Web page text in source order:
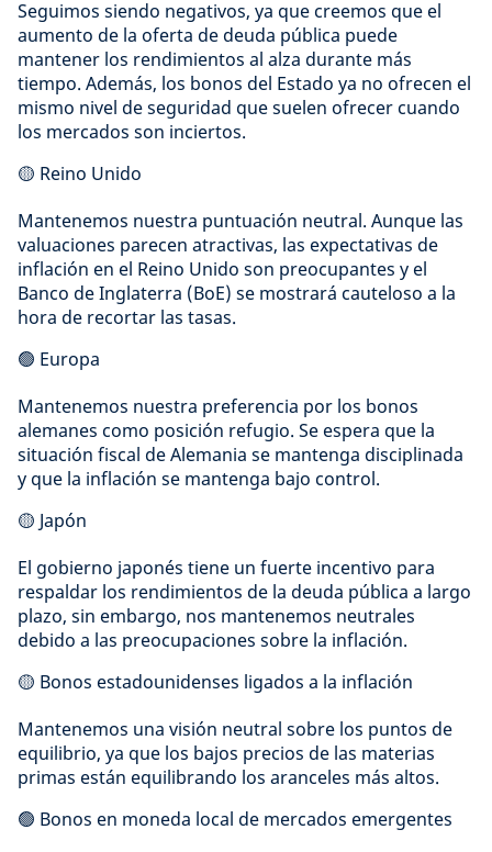
Seguimos siendo negativos, ya que creemos que el
aumento de la oferta de deuda pública puede
mantener los rendimientos al alza durante más
tiempo. Además, los bonos del Estado ya no ofrecen el
mismo nivel de seguridad que suelen ofrecer cuando
los mercados son inciertos.
🟡 Reino Unido
Mantenemos nuestra puntuación neutral. Aunque las
valuaciones parecen atractivas, las expectativas de
inflación en el Reino Unido son preocupantes y el
Banco de Inglaterra (BoE) se mostrará cauteloso a la
hora de recortar las tasas.
🟢 Europa
Mantenemos nuestra preferencia por los bonos
alemanes como posición refugio. Se espera que la
situación fiscal de Alemania se mantenga disciplinada
y que la inflación se mantenga bajo control.
🟡 Japón
El gobierno japonés tiene un fuerte incentivo para
respaldar los rendimientos de la deuda pública a largo
plazo, sin embargo, nos mantenemos neutrales
debido a las preocupaciones sobre la inflación.
🟡 Bonos estadounidenses ligados a la inflación
Mantenemos una visión neutral sobre los puntos de
equilibrio, ya que los bajos precios de las materias
primas están equilibrando los aranceles más altos.
🟢 Bonos en moneda local de mercados emergentes